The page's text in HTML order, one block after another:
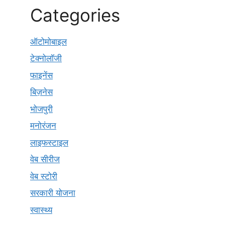
Categories
ऑटोमोबाइल
टेक्नोलॉजी
फाइनेंस
बिज़नेस
भोजपुरी
मनोरंजन
लाइफस्टाइल
वेब सीरीज
वेब स्टोरी
सरकारी योजना
स्वास्थ्य